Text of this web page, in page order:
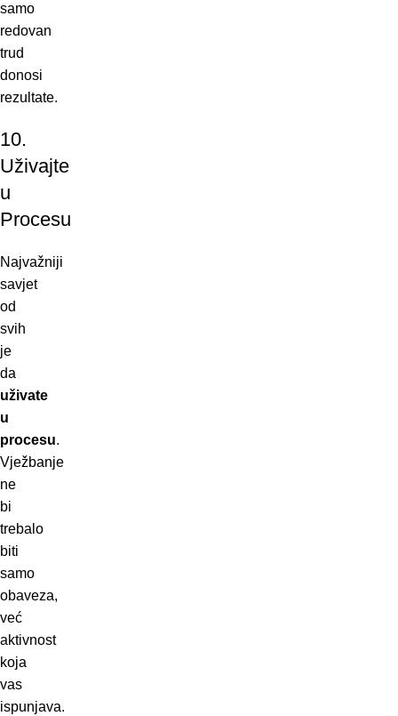
samo
redovan
trud
donosi
rezultate.
10.
Uživajte
u
Procesu
Najvažniji
savjet
od
svih
je
da
uživate
u
procesu.
Vježbanje
ne
bi
trebalo
biti
samo
obaveza,
već
aktivnost
koja
vas
ispunjava.